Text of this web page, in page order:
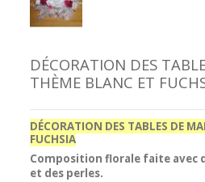
DÉCORATION DES
THÈME BLANC ET
DÉCORATION DES TABLES DE
FUCHSIA
Composition florale faite avec
et des perles.